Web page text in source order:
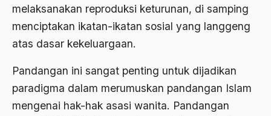
melaksanakan reproduksi keturunan, di samping
menciptakan ikatan-ikatan sosial yang langgeng
atas dasar kekeluargaan.
Pandangan ini sangat penting untuk dijadikan
paradigma dalam merumuskan pandangan Islam
mengenai hak-hak asasi wanita. Pandangan
bom bali
bom irak
BPKK